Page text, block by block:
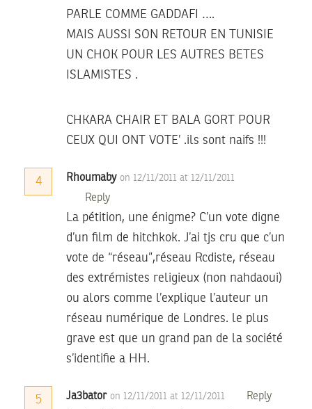
PARLE COMME GADDAFI ….
MAIS AUSSI SON RETOUR EN TUNISIE
UN CHOK POUR LES AUTRES BETES
ISLAMISTES .
CHKARA CHAIR ET BALA GORT POUR
CEUX QUI ONT VOTE’ .ils sont naifs !!!
4 Rhoumaby on 12/11/2011 at 12/11/2011
Reply
La pétition, une énigme? C’un vote digne
d’un film de hitchkok. J’ai tjs cru que c’un
vote de “réseau”,réseau Rcdiste, réseau
des extrémistes religieux (non nahdaoui)
ou alors comme l’explique l’auteur un
réseau numérique de Londres. le plus
grave est que un grand pan de la société
s’identifie a HH.
5 Ja3bator on 12/11/2011 at 12/11/2011 Reply